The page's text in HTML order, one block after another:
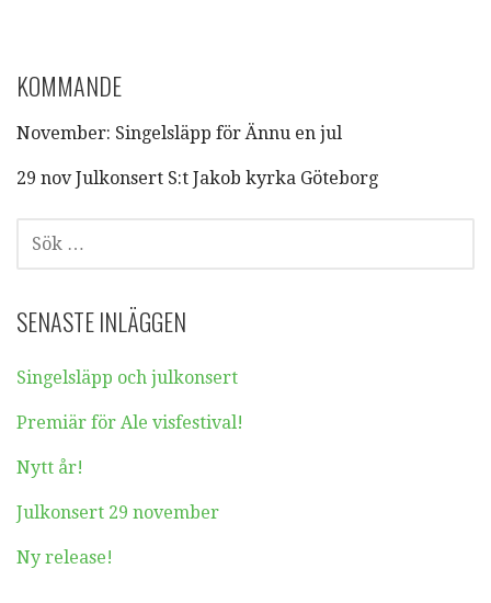
KOMMANDE
November: Singelsläpp för Ännu en jul
29 nov Julkonsert S:t Jakob kyrka Göteborg
SÖK
EFTER:
SENASTE INLÄGGEN
Singelsläpp och julkonsert
Premiär för Ale visfestival!
Nytt år!
Julkonsert 29 november
Ny release!